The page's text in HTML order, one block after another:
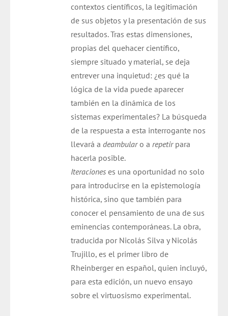
contextos científicos, la legitimación
de sus objetos y la presentación de sus
resultados. Tras estas dimensiones,
propias del quehacer científico,
siempre situado y material, se deja
entrever una inquietud: ¿es qué la
lógica de la vida puede aparecer
también en la dinámica de los
sistemas experimentales? La búsqueda
de la respuesta a esta interrogante nos
llevará adeambularo arepetir para
hacerla posible.
Iteraciones es una oportunidad no solo
para introducirse en la epistemología
histórica, sino que también para
conocer el pensamiento de una de sus
eminencias contemporáneas. La obra,
traducida por Nicolás Silva y Nicolás
Trujillo, es el primer libro de
Rheinberger en español, quien incluyó,
para esta edición, un nuevo ensayo
sobre el virtuosismo experimental.